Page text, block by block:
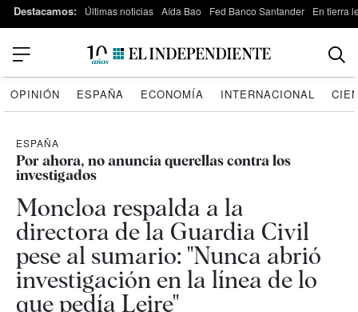
Destacamos: Últimas noticias Aída Bao Fed Banco Santander En tierra
OPINIÓN ESPAÑA ECONOMÍA INTERNACIONAL
ESPAÑA
Por ahora, no anuncia querellas contra los
investigados
Moncloa respalda a la
directora de la Guardia Civil
pese al sumario: "Nunca abrió
investigación en la línea de lo
que pedía Leire"